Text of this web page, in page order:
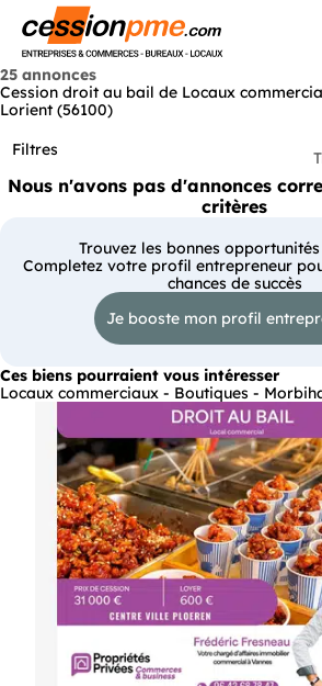
25 annonces
Cession droit au bail de Locaux
Lorient (56100)
Filtres
Nous n'avons pas d'annonces
critères
Trouvez les bonnes
Completez votre profil entrepreneur
chances de succès
Je booste mon profil
Ces biens pourraient vous intéresser
Locaux commerciaux - Boutiques -